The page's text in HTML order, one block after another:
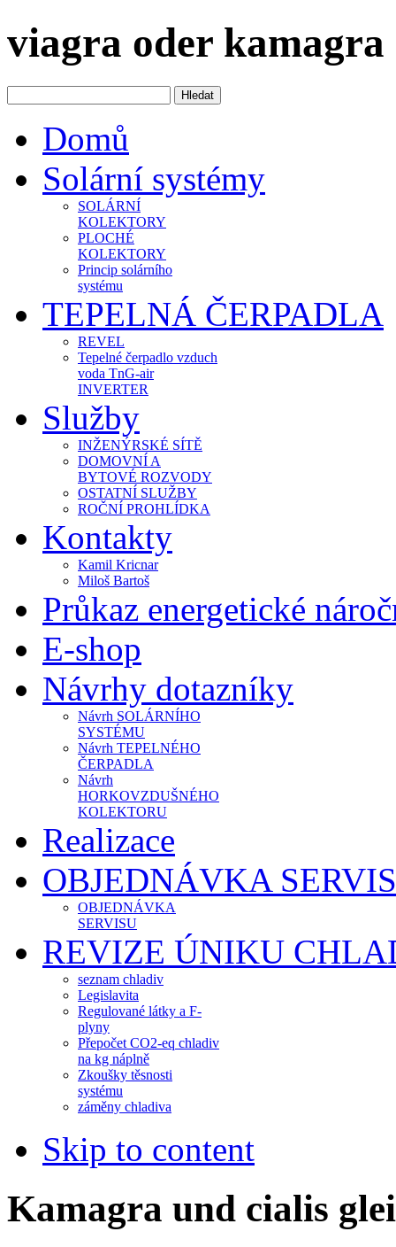
viagra oder kamagra
Domů
Solární systémy
SOLÁRNÍ
KOLEKTORY
PLOCHÉ
KOLEKTORY
Princip solárního
systému
TEPELNÁ ČERPADLA
REVEL
Tepelné čerpadlo vzduch
voda TnG-air
INVERTER
Služby
INŽENÝRSKÉ SÍTĚ
DOMOVNÍ A
BYTOVÉ ROZVODY
OSTATNÍ SLUŽBY
ROČNÍ PROHLÍDKA
Kontakty
Kamil Kricnar
Miloš Bartoš
Průkaz energetické
E-shop
Návrhy dotazníky
Návrh SOLÁRNÍHO
SYSTÉMU
Návrh TEPELNÉHO
ČERPADLA
Návrh
HORKOVZDUŠNÉHO
KOLEKTORU
Realizace
OBJEDNÁVKA
OBJEDNÁVKA
SERVISU
REVIZE ÚNIKU
seznam chladiv
Legislavita
Regulované látky a F-
plyny
Přepočet CO2-eq chladiv
na kg náplně
Zkoušky těsnosti
systému
záměny chladiva
Skip to content
Kamagra und cialis